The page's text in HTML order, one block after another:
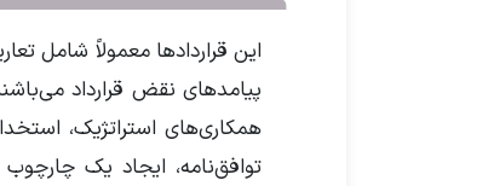
این قراردادها معمولاً شامل
پیامدهای نقض قرارداد
همکاری‌های استراتژیک،
توافق‌نامه، ایجاد یک